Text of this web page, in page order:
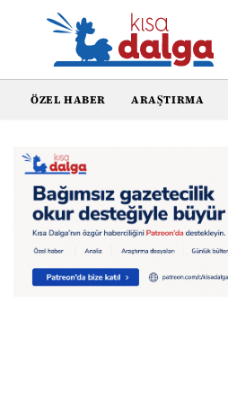
ÖZEL HABER ARAŞTIRMA